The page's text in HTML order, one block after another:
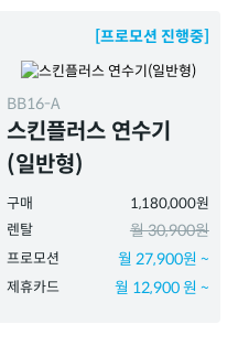
[프로모션 진행중]
BB16-A
스킨플러스 연수기
(일반형)
구매
1,180,000원
렌탈
월 30,900원
프로모션 월 27,900원 ~
제휴카드 월 12,900 원 ~